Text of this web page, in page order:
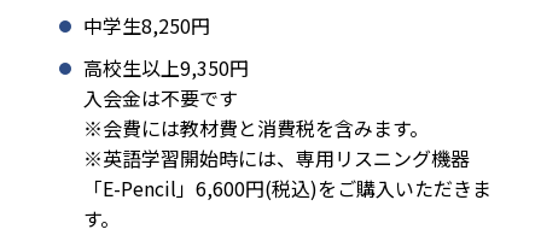
中学生8,250円
高校生以上9,350円
入会金は不要です
※会費には教材費と消費税を含みます。
※英語学習開始時には、専用リスニング機器
「E-Pencil」6,600円(税込)をご購入いただきま
す。